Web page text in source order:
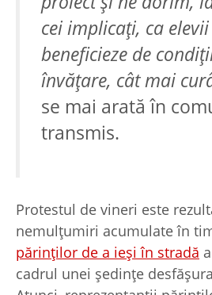
cei implicați, ca elevii
beneficieze de
învățare, cât mai
se mai arată în
transmis.
Protestul de vineri este
nemulțumiri acumulate în
părinților de a ieși în stradă
cadrul unei ședințe